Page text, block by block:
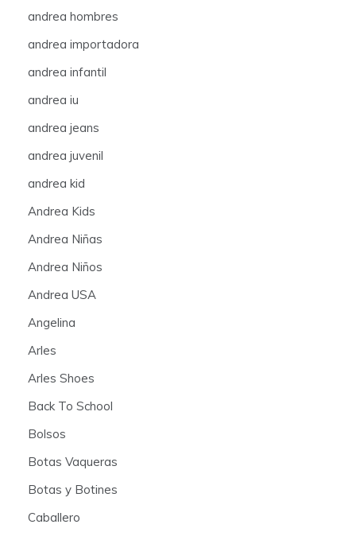
andrea hombres
andrea importadora
andrea infantil
andrea iu
andrea jeans
andrea juvenil
andrea kid
Andrea Kids
Andrea Niñas
Andrea Niños
Andrea USA
Angelina
Arles
Arles Shoes
Back To School
Bolsos
Botas Vaqueras
Botas y Botines
Caballero